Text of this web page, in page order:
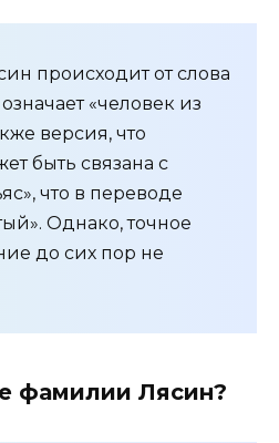
происходит от слова
означает «человек из
версия, что
быть связана с
что в переводе
Однако, точное
до сих пор не
фамилии Лясин?